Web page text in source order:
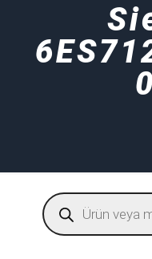
Products
search